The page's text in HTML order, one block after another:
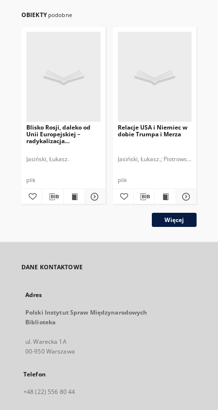
OBIEKTY podobne
Blisko Rosji, daleko od
Unii Europejskiej –
radykalizacja
Jasiński, Łukasz.
plik
Relacje USA i Niemiec w
dobie Trumpa i Merza
Jasiński, Łukasz. Piotrowski,
plik
Więcej
DANE KONTAKTOWE
Adres
Polski Instytut Spraw Międzynarodowych
Biblioteka
ul. Warecka 1A
00-950 Warszawa
Telefon
+48 (22) 556 80 44